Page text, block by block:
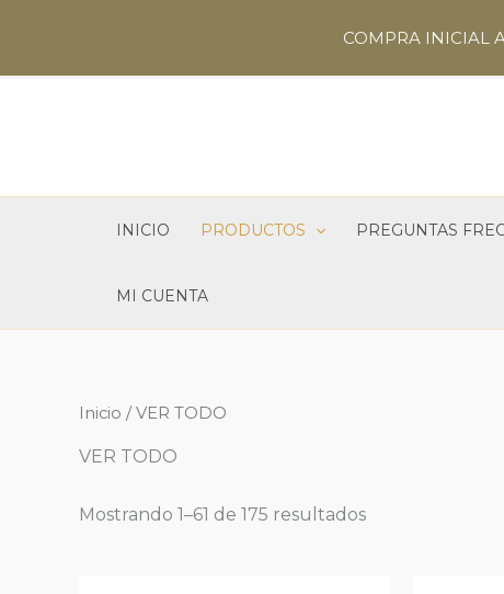
COMPRA INICIAL
INICIO PRODUCTOS PREGUNTAS
MI CUENTA
Inicio / VER TODO
VER TODO
Mostrando 1–61 de 175 resultados